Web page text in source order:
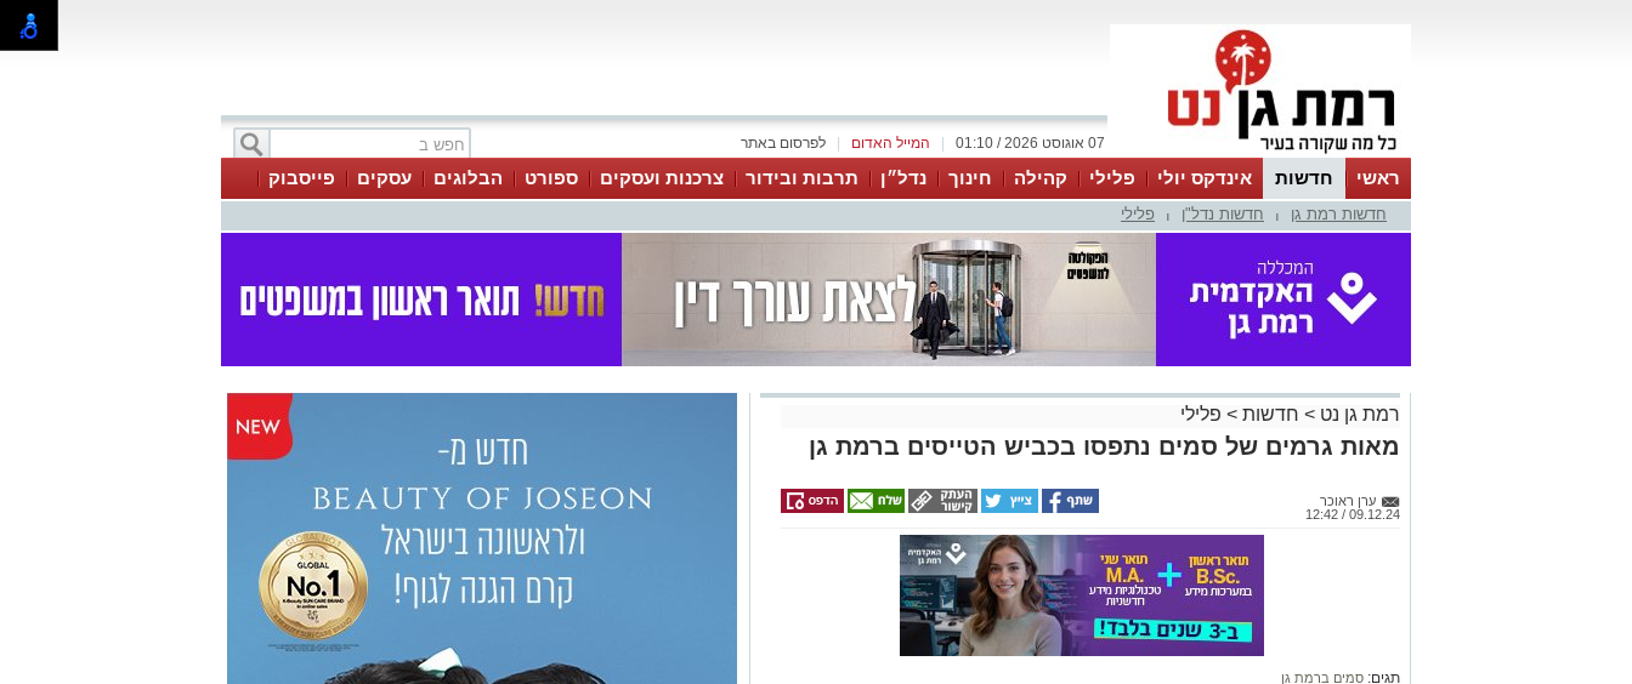
לפרסום באתר המייל האדום 07 אוגוסט 2026 / 01:10
ראשי חדשות אינדקס יולי פלילי קהילה חינוך נדל״ן תרבות ובידור צרכנות ועסקים ספורט הבלוגים עסקים
פייסבוק
ווטסאפ
חדשות רמת גן חדשות נדל"ן פלילי
רמת גן נט > חדשות > פלילי
מאות גרמים של סמים נתפסו בכביש הטייסים ברמת גן
ערן ראוכר
09.12.24 / 12:42
תגים: סמים ברמת גן